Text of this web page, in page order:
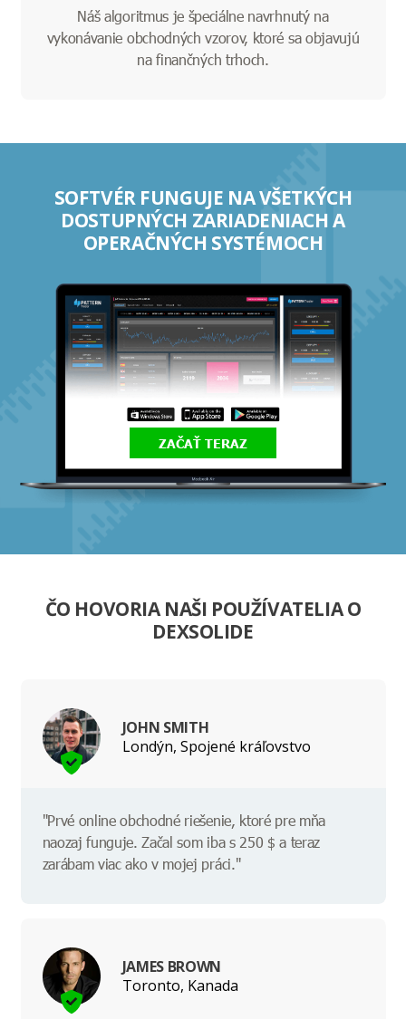
Náš algoritmus je špeciálne navrhnutý na
vykonávanie obchodných vzorov, ktoré sa objavujú
na finančných trhoch.
SOFTVÉR FUNGUJE NA VŠETKÝCH
DOSTUPNÝCH ZARIADENIACH A
OPERAČNÝCH SYSTÉMOCH
ZAČAŤ TERAZ
ČO HOVORIA NAŠI POUŽÍVATELIA O
DEXSOLIDE
JOHN SMITH
Londýn, Spojené kráľovstvo
"Prvé online obchodné riešenie, ktoré pre mňa
naozaj funguje. Začal som iba s 250 $ a teraz
zarábam viac ako v mojej práci."
JAMES BROWN
Toronto, Kanada